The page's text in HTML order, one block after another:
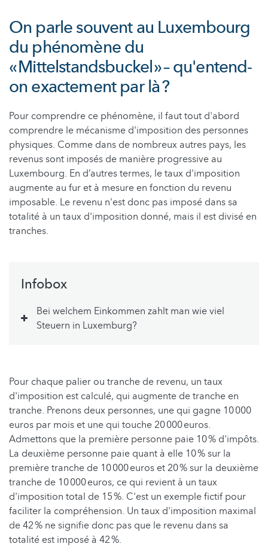
On parle souvent au Luxembourg
du phénomène du
« Mittelstandsbuckel » – qu'entend-
on exactement par là ?
Pour comprendre ce phénomène, il faut tout d'abord
comprendre le mécanisme d'imposition des personnes
physiques. Comme dans de nombreux autres pays, les
revenus sont imposés de manière progressive au
Luxembourg. En d’autres termes, le taux d'imposition
augmente au fur et à mesure en fonction du revenu
imposable. Le revenu n'est donc pas imposé dans sa
totalité à un taux d'imposition donné, mais il est divisé en
tranches.
Infobox
Bei welchem Einkommen zahlt man wie viel
Steuern in Luxemburg?
Pour chaque palier ou tranche de revenu, un taux
d'imposition est calculé, qui augmente de tranche en
tranche. Prenons deux personnes, une qui gagne 10 000
euros par mois et une qui touche 20 000 euros.
Admettons que la première personne paie 10 % d'impôts.
La deuxième personne paie quant à elle 10 % sur la
première tranche de 10 000 euros et 20 % sur la deuxième
tranche de 10 000 euros, ce qui revient à un taux
d'imposition total de 15 %. C'est un exemple fictif pour
faciliter la compréhension. Un taux d'imposition maximal
de 42 % ne signifie donc pas que le revenu dans sa
totalité est imposé à 42 %.